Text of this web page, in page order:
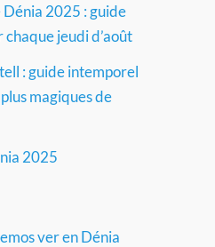
Dénia 2025 : guide
jeudi d’août
: guide intemporel
magiques de
2025
ver en Dénia